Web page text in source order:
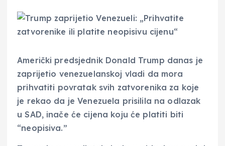
Američki predsjednik Donald Trump danas je
zaprijetio venezuelanskoj vladi da mora
prihvatiti povratak svih zatvorenika za koje
je rekao da je Venezuela prisilila na odlazak
u SAD, inače će cijena koju će platiti biti
“neopisiva.”